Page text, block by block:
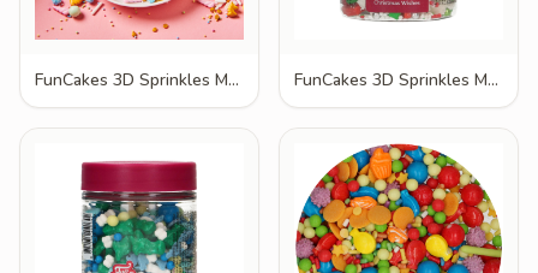
FunCakes 3D Sprinkles Medley Be a Unicorn 70g FunCakes 3D Sprinkles Medley Christmas Wishes 70g